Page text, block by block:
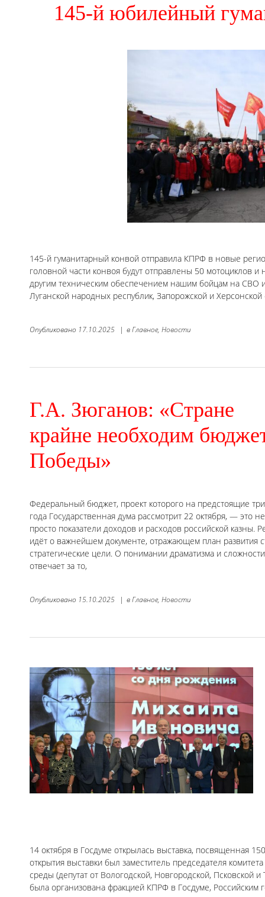
145-й юбилейный
145-й гуманитарный конвой отправила КПРФ в новые
головной части конвоя будут отправлены 50 мотоциклов
другим техническим обеспечением нашим бойцам на СВО
Луганской народных республик, Запорожской и Херсонской
Опубликовано 17.10.2025 | вГлавное, Новости
Г.А. Зюганов: «Стране
крайне необходим
Победы»
Федеральный бюджет, проект которого на предстоящие три
года Государственная дума рассмотрит 22 октября, — это не
просто показатели доходов и расходов российской казны.
идёт о важнейшем документе, отражающем план развития
стратегические цели. О понимании драматизма и
отвечает за то,
Опубликовано 15.10.2025 | вГлавное, Новости
14 октября в Госдуме открылась выставка,
открытия выставки был заместитель председателя
среды (депутат от Вологодской, Новгородской, Псковской
была организована фракцией КПРФ в Госдуме, Российским